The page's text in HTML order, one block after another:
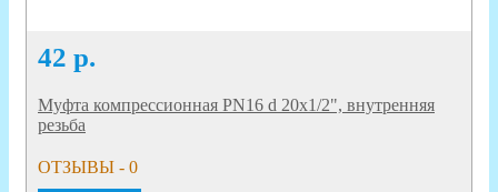
42 р.
Муфта компрессионная PN16 d 20x1/2", внутренняя
резьба
ОТЗЫВЫ - 0